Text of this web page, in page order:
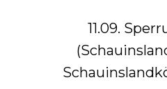
navigation
11.09.